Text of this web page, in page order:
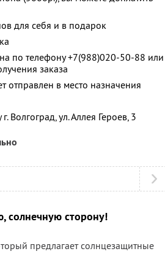
для себя и в подарок
по телефону +7(988)020-50-88 или
заказа
отправлен в место назначения
Волгоград, ул. Аллея Героев, 3
солнечную сторону!
предлагает солнцезащитные